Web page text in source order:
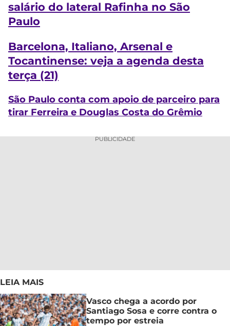
salário do lateral Rafinha no São
Paulo
Barcelona, Italiano, Arsenal e
Tocantinense: veja a agenda desta
terça (21)
São Paulo conta com apoio de parceiro para
tirar Ferreira e Douglas Costa do Grêmio
PUBLICIDADE
LEIA MAIS
Vasco chega a acordo por
Santiago Sosa e corre contra o
tempo por estreia